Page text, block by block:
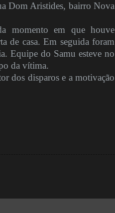
Dom Aristides, bairro Nova
momento em que houve
de casa. Em seguida foram
Equipe do Samu esteve no
da vítima.
dos disparos e a motivação